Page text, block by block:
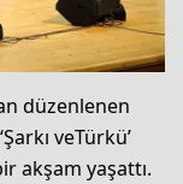
düzenlenen
veTürkü’
akşam yaşattı.